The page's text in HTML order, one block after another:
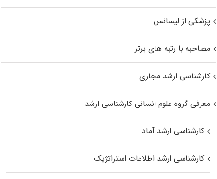
پزشکی از لیسانس
مصاحبه با رتبه های برتر
کارشناسی ارشد مجازی
معرفی گروه علوم انسانی کارشناسی ارشد
کارشناسی ارشد آماد
کارشناسی ارشد اطلاعات استراتژیک